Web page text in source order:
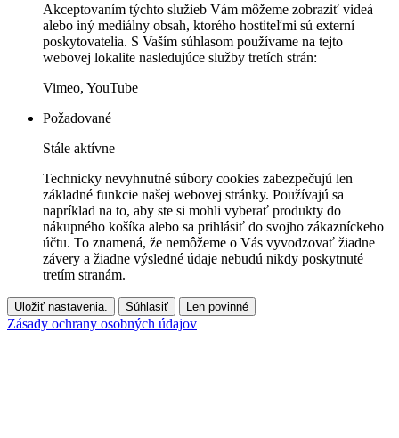
Akceptovaním týchto služieb Vám môžeme zobraziť videá
alebo iný mediálny obsah, ktorého hostiteľmi sú externí
poskytovatelia. S Vaším súhlasom používame na tejto
webovej lokalite nasledujúce služby tretích strán:
Vimeo, YouTube
Požadované
Stále aktívne
Technicky nevyhnutné súbory cookies zabezpečujú len
základné funkcie našej webovej stránky. Používajú sa
napríklad na to, aby ste si mohli vyberať produkty do
nákupného košíka alebo sa prihlásiť do svojho zákazníckeho
účtu. To znamená, že nemôžeme o Vás vyvodzovať žiadne
závery a žiadne výsledné údaje nebudú nikdy poskytnuté
tretím stranám.
Uložiť nastavenia. Súhlasiť Len povinné
Zásady ochrany osobných údajov